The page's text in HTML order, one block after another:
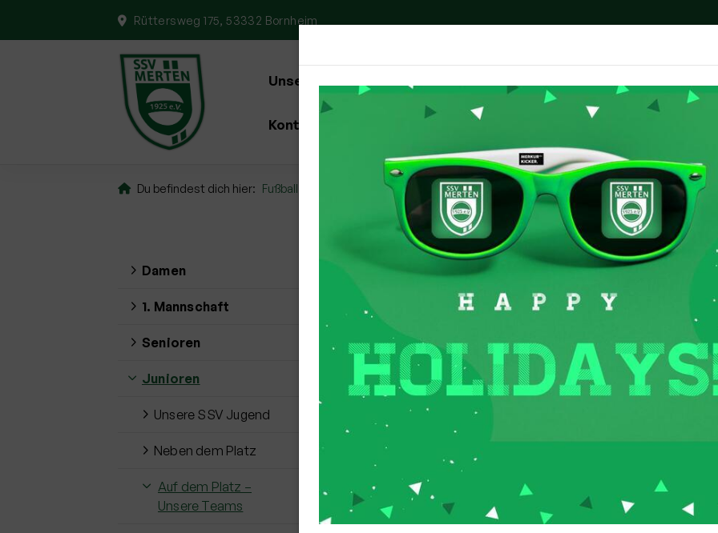
Rüttersweg 175, 53332 Bornheim
Unser Verein
Kontakt
Du befindest dich hier: Fußball Auf dem Platz – Unsere Teams B-Junioren U 17 Team
B-JUNIOREN U17
Spielbetrieb
Unsere B-Junioren U 17 spielen in der
Saison 2026/2027 im
Meisterschaftsbetrieb.
Besonderheit: Es gibt eine Kooperation mit
dem SSV Walberberg (einige Spieler spielen
per Zweitspielrecht beim SSV Merten in
dieser Mannschaft).
Damen
1. Mannschaft
Senioren
Junioren
Unsere SSV Jugend
Neben dem Platz
Auf dem Platz –
Unsere Teams